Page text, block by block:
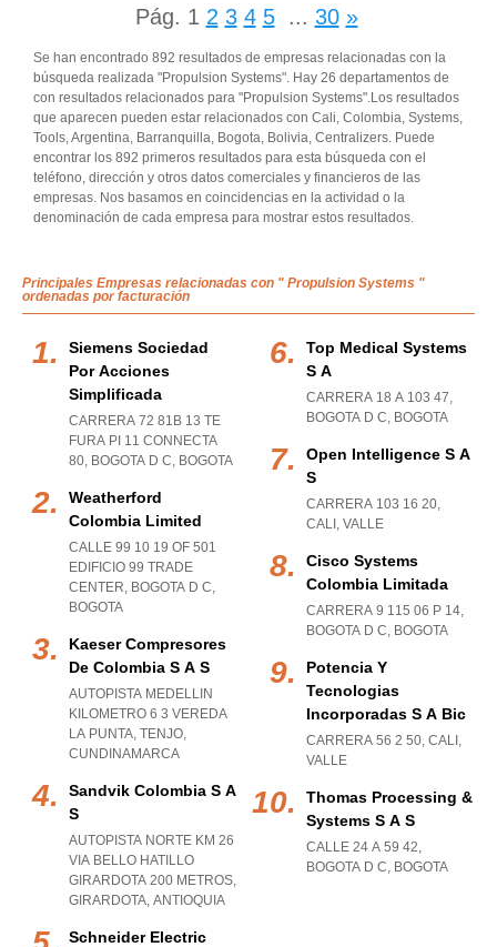
Pág. 1 2 3 4 5 ... 30 »
Se han encontrado 892 resultados de empresas relacionadas con la
búsqueda realizada "Propulsion Systems". Hay 26 departamentos de
con resultados relacionados para "Propulsion Systems".Los resultados
que aparecen pueden estar relacionados con Cali, Colombia, Systems,
Tools, Argentina, Barranquilla, Bogota, Bolivia, Centralizers. Puede
encontrar los 892 primeros resultados para esta búsqueda con el
teléfono, dirección y otros datos comerciales y financieros de las
empresas. Nos basamos en coincidencias en la actividad o la
denominación de cada empresa para mostrar estos resultados.
Principales Empresas relacionadas con " Propulsion Systems "
ordenadas por facturación
Siemens Sociedad
Por Acciones
Simplificada
CARRERA 72 81B 13 TE
FURA PI 11 CONNECTA
80, BOGOTA D C, BOGOTA
Weatherford
Colombia Limited
CALLE 99 10 19 OF 501
EDIFICIO 99 TRADE
CENTER, BOGOTA D C,
BOGOTA
Kaeser Compresores
De Colombia S A S
AUTOPISTA MEDELLIN
KILOMETRO 6 3 VEREDA
LA PUNTA, TENJO,
CUNDINAMARCA
Sandvik Colombia S A
S
AUTOPISTA NORTE KM 26
VIA BELLO HATILLO
GIRARDOTA 200 METROS,
GIRARDOTA, ANTIOQUIA
Schneider Electric
Top Medical Systems
S A
CARRERA 18 A 103 47,
BOGOTA D C, BOGOTA
Open Intelligence S A
S
CARRERA 103 16 20,
CALI , VALLE
Cisco Systems
Colombia Limitada
CARRERA 9 115 06 P 14,
BOGOTA D C, BOGOTA
Potencia Y
Tecnologias
Incorporadas S A Bic
CARRERA 56 2 50, CALI ,
VALLE
Thomas Processing &
Systems S A S
CALLE 24 A 59 42,
BOGOTA D C, BOGOTA